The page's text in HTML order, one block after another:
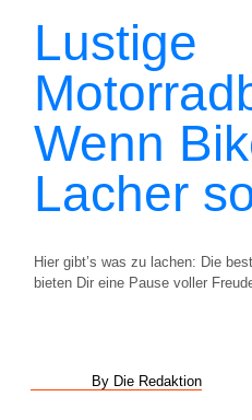
Lustige
Wenn
Lacher
Hier gibt’s was zu lachen: Die
bieten Dir eine Pause voller
By Die Redaktion